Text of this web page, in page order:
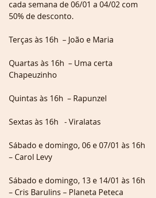
cada semana de 06/01 a 04/02 com
50% de desconto.
Terças às 16h  – João e Maria
Quartas às 16h  – Uma certa
Chapeuzinho
Quintas às 16h  – Rapunzel
Sextas às 16h   - Viralatas
Sábado e domingo, 06 e 07/01 às 16h
– Carol Levy
Sábado e domingo, 13 e 14/01 às 16h
– Cris Barulins – Planeta Peteca